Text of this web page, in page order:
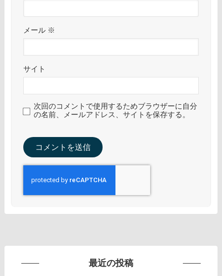
メール ※
サイト
次回のコメントで使用するためブラウザーに自分
の名前、メールアドレス、サイトを保存する。
最近の投稿